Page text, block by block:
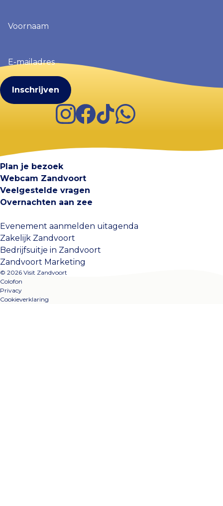
(Vereist)
mailadres
(Vereist)
InstagramFacebook
TikTokWhatsApp
Plan je bezoek
Webcam Zandvoort
Veelgestelde vragen
Overnachten aan zee
Evenement aanmelden uitagenda
Zakelijk Zandvoort
Bedrijfsuitje in Zandvoort
Zandvoort Marketing
© 2026 Visit Zandvoort
Colofon
Privacy
Cookieverklaring